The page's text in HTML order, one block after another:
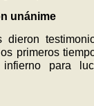
unánime
primeros
pa­ra